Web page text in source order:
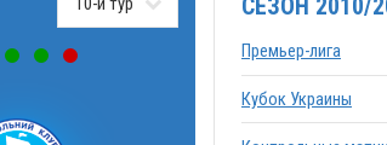
СЕЗОН 2010/
Премьер-лига
Кубок Украины